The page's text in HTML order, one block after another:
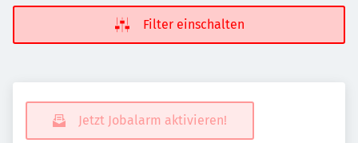
Filter einschalten
Jetzt Jobalarm aktivieren!